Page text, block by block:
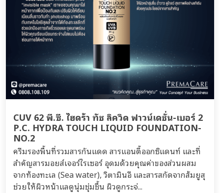
CUV 62 พี.ซี. ไฮดร้า ทัช ลิควิด ฟาวน์เดชั่น-เบอร์ 2
P.C. HYDRA TOUCH LIQUID FOUNDATION-
NO.2
ครีมรองพื้นที่รวมสารกันแดด สารแอนตี้ออกซิแดนท์ และที่
สำคัญสารมอยส์เจอร์ไรเซอร์ อุดมด้วยคุณค่าของส่วนผสม
จากท้องทะเล (Sea water), วิตามินอี และสารสกัดจากส้มยูสุ
ช่วยให้ผิวหน้าแลดูนุ่มชุ่มชื้น ผิวดูกระจ่...